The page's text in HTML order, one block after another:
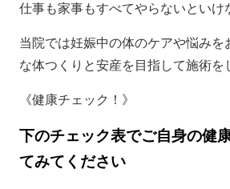
仕事も家事もすべてやらないといけ
当院では妊娠中の体のケアや悩みを
な体つくりと安産を目指して施術を
《健康チェック！》
下のチェック表でご自身の健
てみてください